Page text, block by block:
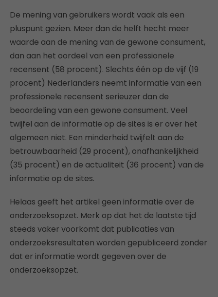
De mening van gebruikers wordt vaak als een
pluspunt gezien. Meer dan de helft hecht meer
waarde aan de mening van de gewone consument,
dan aan het oordeel van een professionele
recensent (58 procent). Slechts één op de vijf (19
procent) Nederlanders neemt informatie van een
professionele recensent serieuzer dan de
beoordeling van een gewone consument. Veel
twijfel aan de informatie op de sites is er over het
algemeen niet. Een minderheid twijfelt aan de
betrouwbaarheid (29 procent), onafhankelijkheid
(35 procent) en de actualiteit (36 procent) van de
informatie op de sites.
Helaas geeft het artikel geen informatie over de
onderzoeksopzet. Merk op dat het de laatste tijd
steeds vaker voorkomt dat publicaties van
onderzoeksresultaten worden gepubliceerd zonder
dat er informatie wordt gegeven over de
onderzoeksopzet.